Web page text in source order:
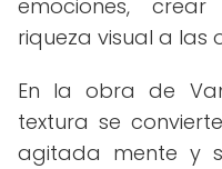
emociones,
riqueza visual a las
En la obra de
textura se
agitada mente y